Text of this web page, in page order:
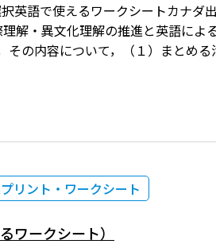
英語で使えるワークシートカナダ
解・異文化理解の推進と英語によ
その内容について，（１）まと
リント・ワークシート
ワークシート）